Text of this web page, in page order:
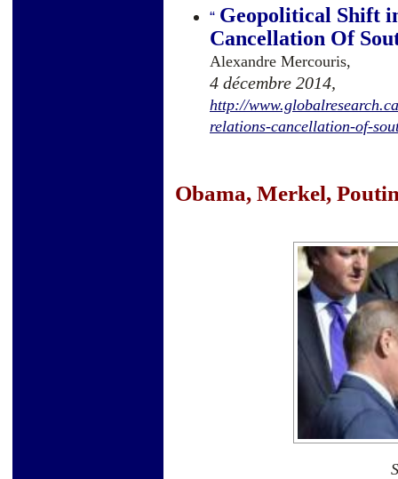
“ Geopolitical Shift
Cancellation Of
Alexandre Mercouris,
4 décembre 2014,
http://
relations-cancellation-of-
Obama, Merkel,